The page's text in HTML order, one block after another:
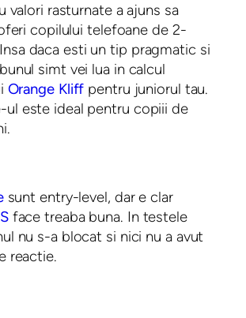
valori rasturnate a ajuns sa
copilului telefoane de 2-
daca esti un tip pragmatic si
simt vei lua in calcul
Orange Kliff pentru juniorul tau.
ul este ideal pentru copiii de
sunt entry-level, dar e clar
face treaba buna. In testele
nu s-a blocat si nici nu a avut
reactie.